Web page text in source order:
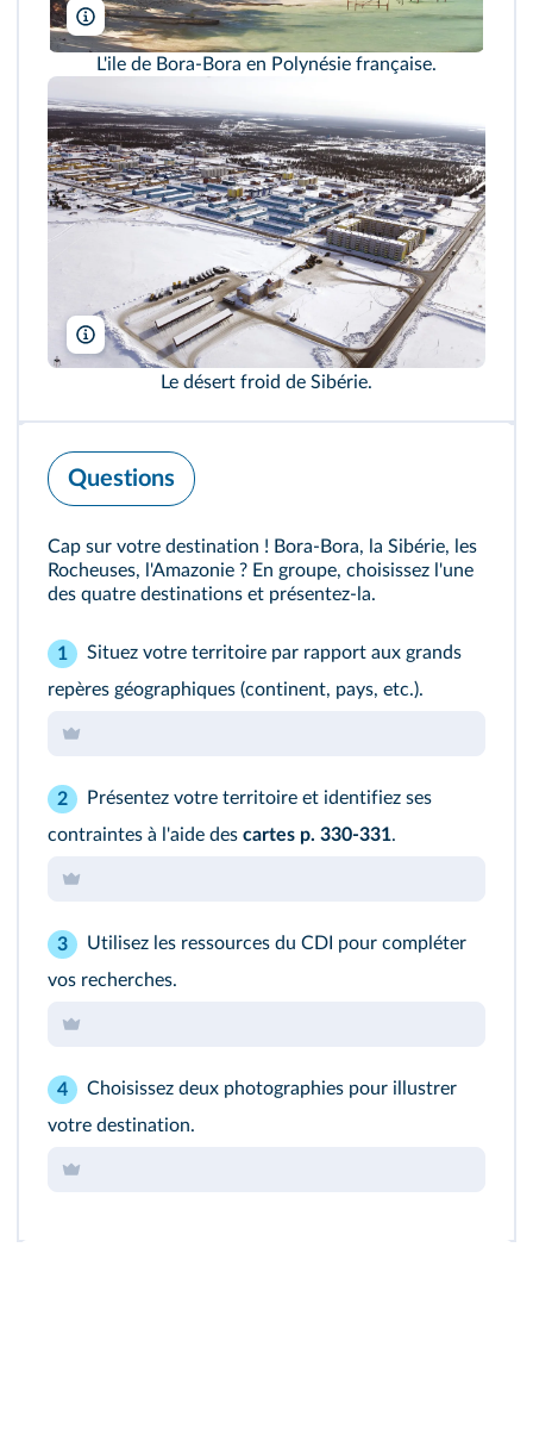
David Parker/Alamy
L'ile de Bora-Bora en Polynésie française.
Aurora Photos/Alamy
Le désert froid de Sibérie.
Questions
Cap sur votre destination ! Bora-Bora, la Sibérie, les
Rocheuses, l'Amazonie ? En groupe, choisissez l'une
des quatre destinations et présentez-la.
1
Situez votre territoire par rapport aux grands
repères géographiques (continent, pays, etc.).
2
Présentez votre territoire et identifiez ses
contraintes à l'aide des cartes p. 330-331.
3
Utilisez les ressources du CDI pour compléter
vos recherches.
4
Choisissez deux photographies pour illustrer
votre destination.